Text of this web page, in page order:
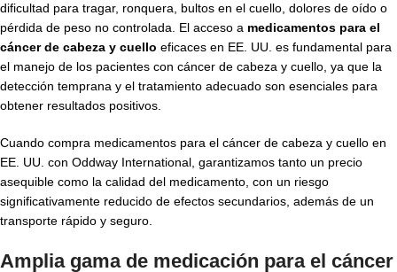
dificultad para tragar, ronquera, bultos en el cuello, dolores de oído o
pérdida de peso no controlada. El acceso a medicamentos para el
cáncer de cabeza y cuello eficaces en EE. UU. es fundamental para
el manejo de los pacientes con cáncer de cabeza y cuello, ya que la
detección temprana y el tratamiento adecuado son esenciales para
obtener resultados positivos.
Cuando compra medicamentos para el cáncer de cabeza y cuello en
EE. UU. con Oddway International, garantizamos tanto un precio
asequible como la calidad del medicamento, con un riesgo
significativamente reducido de efectos secundarios, además de un
transporte rápido y seguro.
Amplia gama de medicación para el cáncer